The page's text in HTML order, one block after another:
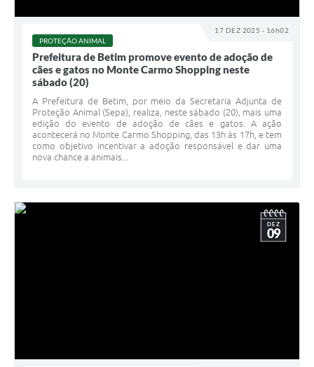
17 DEZ 2025 - 16h02
PROTEÇÃO ANIMAL
Prefeitura de Betim promove evento de adoção de
cães e gatos no Monte Carmo Shopping neste
sábado (20)
A Prefeitura de Betim, por meio da Secretaria Adjunta de
Proteção Animal (Sepa), realiza, neste sábado (20), mais uma
edição do evento de adoção de cães e gatos. A ação
acontecerá no Monte Carmo Shopping, das 13h às 17h, e tem
como objetivo incentivar a adoção responsável e dar uma
nova chance a animais...
DEZ
09